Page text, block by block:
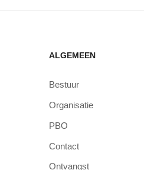
ALGEMEEN
Bestuur
Organisatie
PBO
Contact
Ontvangst